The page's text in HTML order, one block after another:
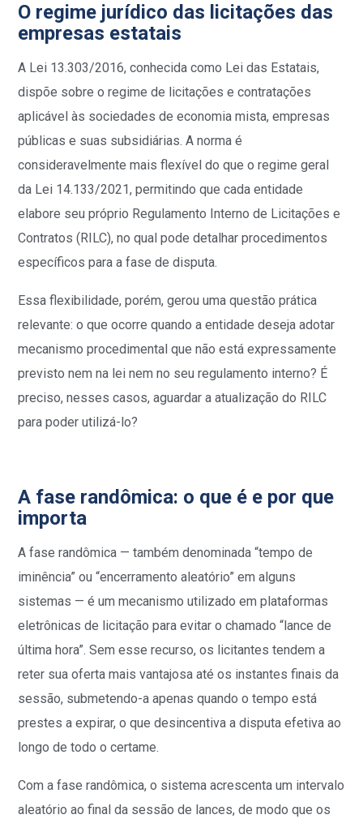
O regime jurídico das licitações das
empresas estatais
A Lei 13.303/2016, conhecida como Lei das Estatais,
dispõe sobre o regime de licitações e contratações
aplicável às sociedades de economia mista, empresas
públicas e suas subsidiárias. A norma é
consideravelmente mais flexível do que o regime geral
da Lei 14.133/2021, permitindo que cada entidade
elabore seu próprio Regulamento Interno de Licitações e
Contratos (RILC), no qual pode detalhar procedimentos
específicos para a fase de disputa.
Essa flexibilidade, porém, gerou uma questão prática
relevante: o que ocorre quando a entidade deseja adotar
mecanismo procedimental que não está expressamente
previsto nem na lei nem no seu regulamento interno? É
preciso, nesses casos, aguardar a atualização do RILC
para poder utilizá-lo?
A fase randômica: o que é e por que
importa
A fase randômica — também denominada “tempo de
iminência” ou “encerramento aleatório” em alguns
sistemas — é um mecanismo utilizado em plataformas
eletrônicas de licitação para evitar o chamado “lance de
última hora”. Sem esse recurso, os licitantes tendem a
reter sua oferta mais vantajosa até os instantes finais da
sessão, submetendo-a apenas quando o tempo está
prestes a expirar, o que desincentiva a disputa efetiva ao
longo de todo o certame.
Com a fase randômica, o sistema acrescenta um intervalo
aleatório ao final da sessão de lances, de modo que os